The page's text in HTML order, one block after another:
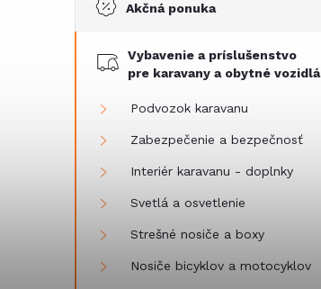
č
Akčná ponuka
Vybavenie a príslušenstvo
pre karavany a obytné vozidlá
Podvozok karavanu
Zabezpečenie a bezpečnosť
Interiér karavanu - doplnky
Svetlá a osvetlenie
Strešné nosiče a boxy
Nosiče bicyklov a motocyklov